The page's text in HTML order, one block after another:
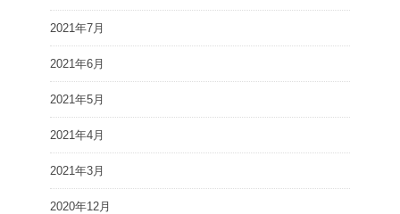
2021年7月
2021年6月
2021年5月
2021年4月
2021年3月
2020年12月